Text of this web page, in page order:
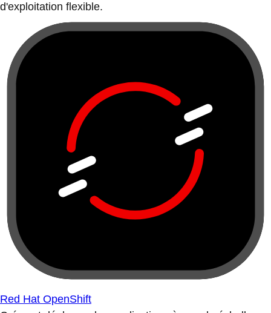
d'exploitation flexible.
Red Hat OpenShift